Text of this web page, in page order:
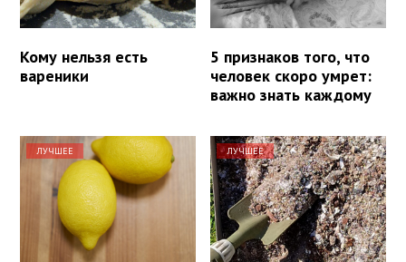
Кому нельзя есть
вареники
5 признаков того, что
человек скоро умрет:
важно знать каждому
ЛУЧШЕЕ ЛУЧШЕЕ